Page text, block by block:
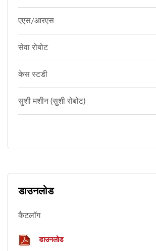
एएस/आरएस
सेवा रोबोट
केस स्टडी
सुशी मशीन (सुशी रोबोट)
डाउनलोड
कैटलॉग
डाउनलोड